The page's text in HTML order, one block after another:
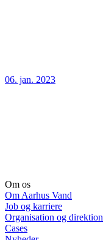
06. jan. 2023
Om os
Om Aarhus Vand
Job og karriere
Organisation og direktion
Cases